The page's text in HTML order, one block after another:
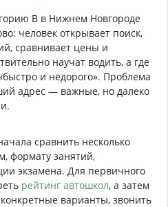
B в Нижнем Новгороде
человек открывает поиск,
сравнивает цены и
научат водить, а где
и недорого». Проблема
адрес — важные, но далеко
сравнить несколько
формату занятий,
экзамена. Для первичного
рейтинг автошкол, а затем
варианты, звонить